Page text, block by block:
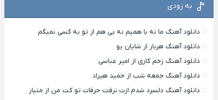
به زودی
دانلود آهنگ ما نه با همیم نه بی هم از تو به کسی نمیگم
دانلود آهنگ هربار از شایان یو
دانلود آهنگ زخم کاری از امیر عباسی
دانلود آهنگ جمعه شب از حمید هیراد
دانلود آهنگ دلسرد شدم ازت نرفت حرفات تو کت من از متیار